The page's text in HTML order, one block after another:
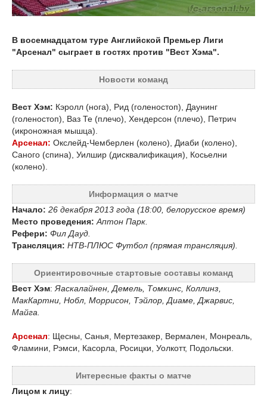
В восемнадцатом туре Английской Премьер Лиги
"Арсенал" сыграет в гостях против "Вест Хэма".
Новости команд
Вест Хэм: Кэролл (нога), Рид (голеностоп), Даунинг
(голеностоп), Ваз Те (плечо), Хендерсон (плечо), Петрич
(икроножная мышца).
Арсенал: Окслейд-Чемберлен (колено), Диаби (колено),
Саного (спина), Уилшир (дисквалификация), Косьелни
(колено).
Информация о матче
Начало: 26 декабря 2013 года (18:00, белорусское время)
Место проведения: Аптон Парк.
Рефери: Фил Дауд.
Трансляция: НТВ-ПЛЮС Футбол (прямая трансляция).
Ориентировочные стартовые составы команд
Вест Хэм: Яаскалайнен, Демель, Томкинс, Коллинз,
МакКартни, Нобл, Моррисон, Тэйлор, Диаме, Джарвис,
Майга.
Арсенал: Щесны, Санья, Мертезакер, Вермален, Монреаль,
Фламини, Рэмси, Касорла, Росицки, Уолкотт, Подольски.
Интересные факты о матче
Лицом к лицу: